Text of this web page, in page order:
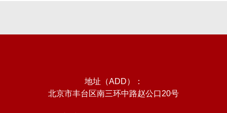
地址（ADD）：
北京市丰台区南三环中路赵公口20号